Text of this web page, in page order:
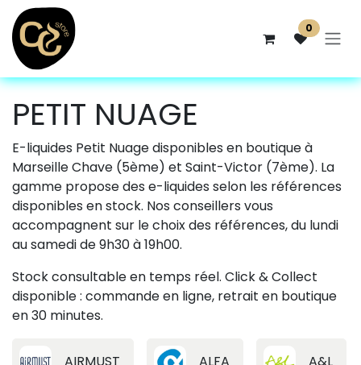
Se rendre au contenu
0
PETIT NUAGE
E-liquides Petit Nuage disponibles en boutique à
Marseille Chave (5ème) et Saint-Victor (7ème). La
gamme propose des e-liquides selon les références
disponibles en stock. Nos conseillers vous
accompagnent sur le choix des références, du lundi
au samedi de 9h30 à 19h00.
Stock consultable en temps réel. Click & Collect
disponible : commande en ligne, retrait en boutique
en 30 minutes.